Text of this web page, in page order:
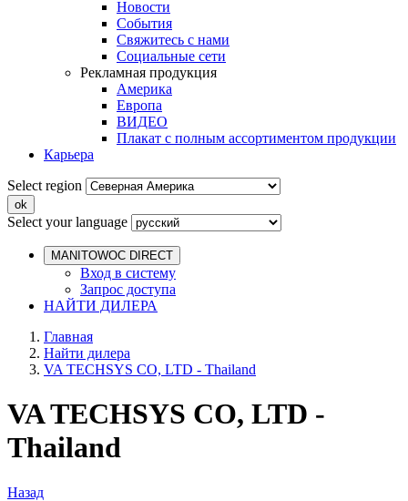
Новости
События
Свяжитесь с нами
Социальные сети
Рекламная продукция
Америка
Европа
ВИДЕО
Плакат с полным ассортиментом продукции
Карьера
Select region
Select your language
MANITOWOC DIRECT
Вход в систему
Запрос доступа
НАЙТИ ДИЛЕРА
Главная
Найти дилера
VA TECHSYS CO, LTD - Thailand
VA TECHSYS CO, LTD -
Thailand
Назад